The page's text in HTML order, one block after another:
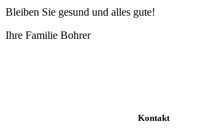
Bleiben Sie gesund und alles gute!
Ihre Familie Bohrer
Kontakt